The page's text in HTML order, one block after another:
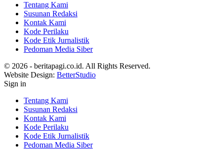
Tentang Kami
Susunan Redaksi
Kontak Kami
Kode Perilaku
Kode Etik Jurnalistik
Pedoman Media Siber
© 2026 - beritapagi.co.id. All Rights Reserved.
Website Design: BetterStudio
Sign in
Tentang Kami
Susunan Redaksi
Kontak Kami
Kode Perilaku
Kode Etik Jurnalistik
Pedoman Media Siber